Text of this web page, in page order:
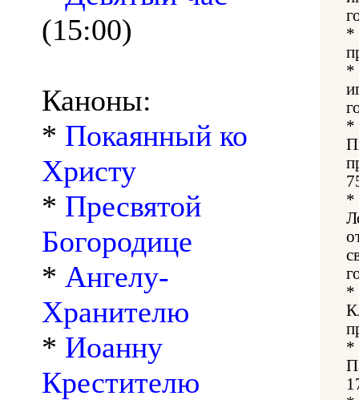
(15:00)
Каноны:
* Покаянный ко
Христу
* Пресвятой
Богородице
* Ангелу-
Хранителю
* Иоанну
Крестителю
*
*
*
*
*
*